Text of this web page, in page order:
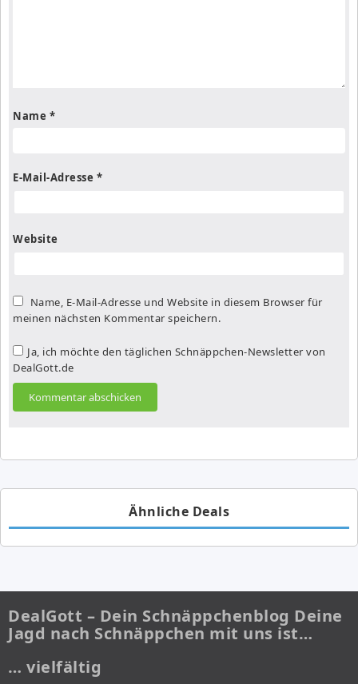
Name *
E-Mail-Adresse *
Website
Name, E-Mail-Adresse und Website in diesem Browser für
meinen nächsten Kommentar speichern.
Ja, ich möchte den täglichen Schnäppchen-Newsletter von
DealGott.de
Ähnliche Deals
DealGott – Dein Schnäppchenblog Deine
Jagd nach Schnäppchen mit uns ist…
… vielfältig